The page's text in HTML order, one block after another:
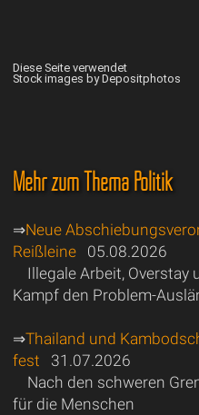
Diese Seite verwendet
Stock images by Depositphotos
Mehr zum Thema Politik
⇒Neue
Reißleine05.08.2026
Illegale Arbeit, Overstay
Kampf den Problem-
⇒Thailand und
fest 31.07.2026
Nach den schweren
für die Menschen